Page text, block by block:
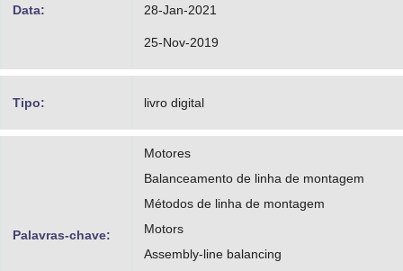
Data: 28-Jan-2021
25-Nov-2019
Tipo: livro digital
Palavras-chave:
Motores
Balanceamento de linha de montagem
Métodos de linha de montagem
Motors
Assembly-line balancing